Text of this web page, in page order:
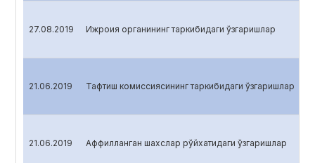
27.08.2019 Ижроия органининг таркибидаги ўзгаришлар
21.06.2019 Тафтиш комиссиясининг таркибидаги ўзгаришлар
21.06.2019 Аффилланган шахслар рўйхатидаги ўзгаришлар